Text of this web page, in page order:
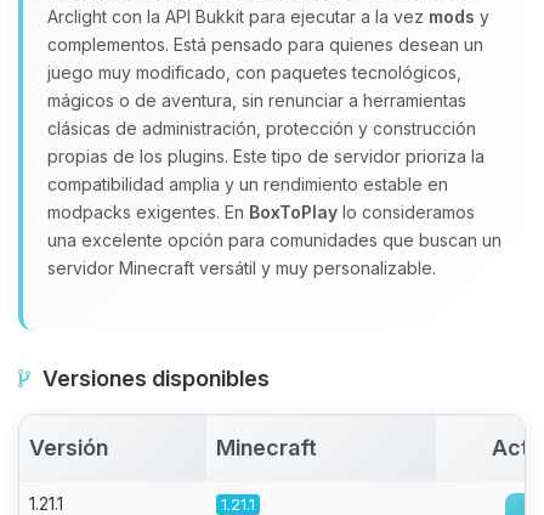
Arclight con la API Bukkit para ejecutar a la vez mods y
complementos. Está pensado para quienes desean un
juego muy modificado, con paquetes tecnológicos,
mágicos o de aventura, sin renunciar a herramientas
clásicas de administración, protección y construcción
propias de los plugins. Este tipo de servidor prioriza la
compatibilidad amplia y un rendimiento estable en
modpacks exigentes. En BoxToPlay lo consideramos
una excelente opción para comunidades que buscan un
servidor Minecraft versátil y muy personalizable.
Versiones disponibles
Versión Minecraft
1.21.1 1.21.1